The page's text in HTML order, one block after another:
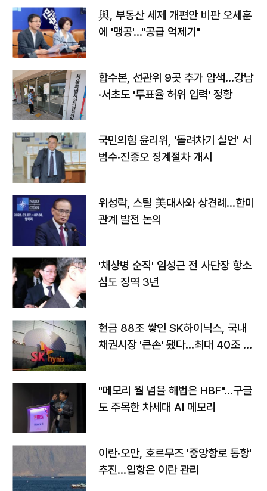
與, 부동산 세제 개편안 비판 오세훈
에 '맹공'…"공급 억제기"
합수본, 선관위 9곳 추가 압색…강남
·서초도 '투표율 허위 입력' 정황
국민의힘 윤리위, '돌려차기 실언' 서
범수·진종오 징계절차 개시
위성락, 스틸 美대사와 상견례…한미
관계 발전 논의
'채상병 순직' 임성근 전 사단장 항소
심도 징역 3년
현금 88조 쌓인 SK하이닉스, 국내
채권시장 '큰손' 됐다…최대 40조 투
"메모리 월 넘을 해법은 HBF"…구글
도 주목한 차세대 AI 메모리
이란·오만, 호르무즈 '중앙항로 통항'
추진…입항은 이란 관리